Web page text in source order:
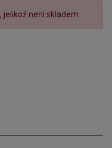
, jelikož není skladem.